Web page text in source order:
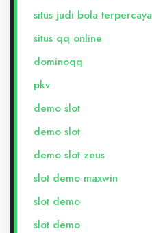
situs judi bola terpercaya
situs qq online
dominoqq
pkv
demo slot
demo slot
demo slot zeus
slot demo maxwin
slot demo
slot demo